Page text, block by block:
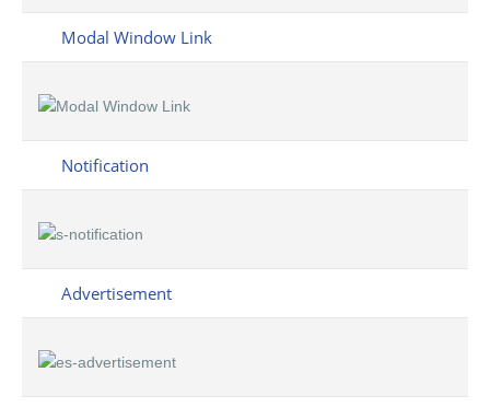
Modal Window Link
Notification
Advertisement